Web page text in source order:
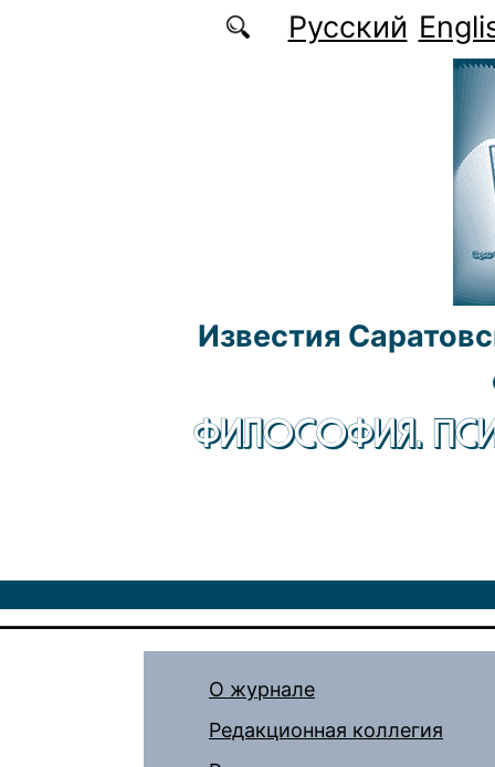
Перейти к основному содержаниюРусский
Известия
ФИЛОСОФИЯ.
О журнале
Редакционная коллегия